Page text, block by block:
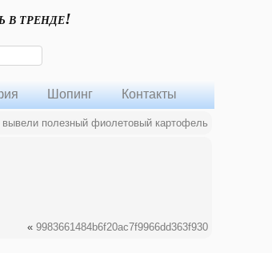
в тренде!
Шопинг Контакты
полезный фиолетовый картофель
« 9983661484b6f20ac7f9966dd363f930